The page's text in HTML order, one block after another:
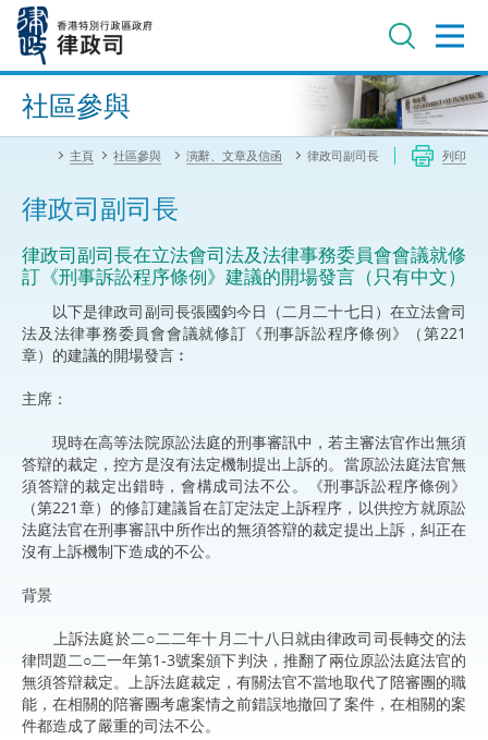
內
進階搜尋
社區參與
主頁 社區參與 演辭、文章及信函 律政司副司長 列印
律政司副司長
律政司副司長在立法會司法及法律事務委員會會議就修
訂《刑事訴訟程序條例》建議的開場發言（只有中文）
以下是律政司副司長張國鈞今日（二月二十七日）在立法會司
法及法律事務委員會會議就修訂《刑事訴訟程序條例》（第221
章）的建議的開場發言︰
主席：
現時在高等法院原訟法庭的刑事審訊中，若主審法官作出無須
答辯的裁定，控方是沒有法定機制提出上訴的。當原訟法庭法官無
須答辯的裁定出錯時，會構成司法不公。《刑事訴訟程序條例》
（第221章）的修訂建議旨在訂定法定上訴程序，以供控方就原訟
法庭法官在刑事審訊中所作出的無須答辯的裁定提出上訴，糾正在
沒有上訴機制下造成的不公。
背景
上訴法庭於二○二二年十月二十八日就由律政司司長轉交的法
律問題二○二一年第1-3號案頒下判決，推翻了兩位原訟法庭法官的
無須答辯裁定。上訴法庭裁定，有關法官不當地取代了陪審團的職
能，在相關的陪審團考慮案情之前錯誤地撤回了案件，在相關的案
件都造成了嚴重的司法不公。